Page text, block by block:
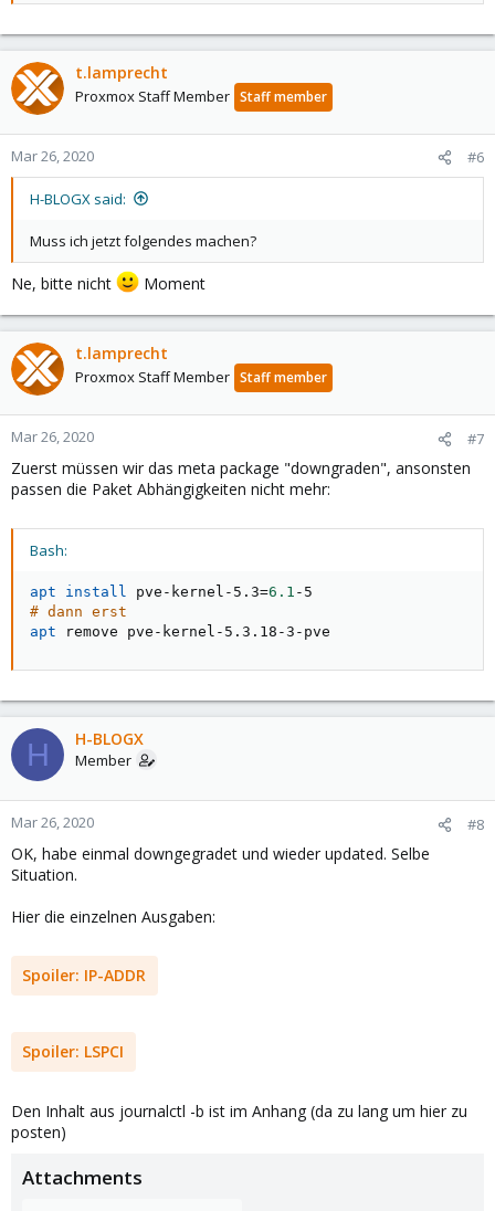
t.lamprecht
Proxmox Staff Member Staff member
Mar 26, 2020 #6
H-BLOGX said:
Muss ich jetzt folgendes machen?
Ne, bitte nicht Moment
t.lamprecht
Proxmox Staff Member Staff member
Mar 26, 2020 #7
Zuerst müssen wir das meta package "downgraden", ansonsten
passen die Paket Abhängigkeiten nicht mehr:
Bash:
apt install pve-kernel-5.3=6.1
# dann erst
apt remove pve-kernel-5.3.18-3-pve
H H-BLOGX
Member
Mar 26, 2020 #8
OK, habe einmal downgegradet und wieder updated. Selbe
Situation.
Hier die einzelnen Ausgaben:
Spoiler: IP-ADDR
Spoiler: LSPCI
Den Inhalt aus journalctl -b ist im Anhang (da zu lang um hier zu
posten)
Attachments